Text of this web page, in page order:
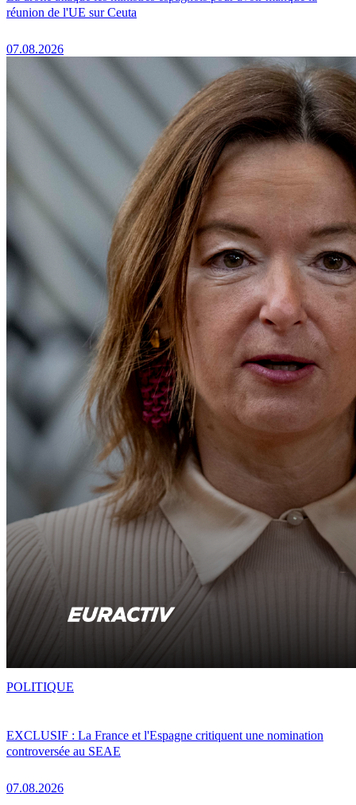
réunion de l'UE sur Ceuta
07.08.2026
EXCLUSIF : La France et l'Espagne critiquent une nomination
controversée au SEAE
07.08.2026
POLITIQUE